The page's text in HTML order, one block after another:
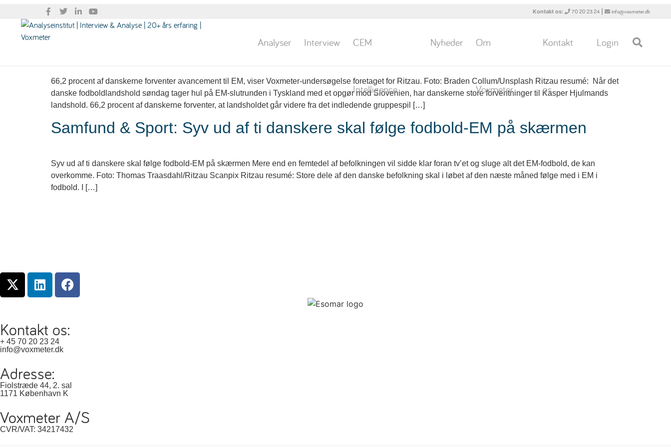
Kontakt os: 70 20 23 24 | info@voxmeter.dk
Analyser Interview CEM
Intelligence
Nyheder Om
Voxmeter
Kontakt
os
Login
Tag:EM
Sport: To ud af tre forventer dansk EM-avancement
66,2 procent af danskerne forventer avancement til EM, viser Voxmeter-undersøgelse foretaget for Ritzau. Foto: Braden Collum/Unsplash Ritzau resumé: Når det
danske fodboldlandshold søndag tager hul på EM-slutrunden i Tyskland med et opgør mod Slovenien, har danskerne store forventninger til Kasper Hjulmands
landshold. 66,2 procent af danskerne forventer, at landsholdet går videre fra det indledende gruppespil […]
Samfund & Sport: Syv ud af ti danskere skal følge fodbold-EM på skærmen
Syv ud af ti danskere skal følge fodbold-EM på skærmen Mere end en femtedel af befolkningen vil sidde klar foran tv’et og sluge alt det EM-fodbold, de kan
overkomme. Foto: Thomas Traasdahl/Ritzau Scanpix Ritzau resumé: Store dele af den danske befolkning skal i løbet af den næste måned følge med i EM i
fodbold. I […]
Kontakt os:
+ 45 70 20 23 24
info@voxmeter.dk
Adresse:
Fiolstræde 44, 2. sal
1171 København K
Voxmeter A/S
CVR/VAT: 34217432